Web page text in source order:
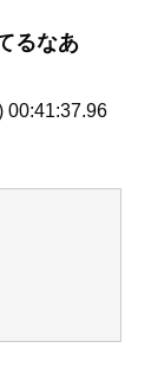
るなあ
00:41:37.96